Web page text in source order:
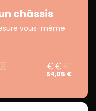
châssis
vous-même
54,05 €